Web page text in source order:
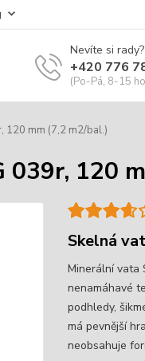
Nevíte si
+420 776
(Po-Pá, 8-15
120 mm (7,2 m2/bal.)
039r, 120
Skelná
Minerální vata
nenamáhavé
podhledy,
má pevnější
neobsahuje